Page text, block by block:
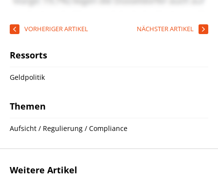
VORHERIGER ARTIKEL NÄCHSTER ARTIKEL
Ressorts
Geldpolitik
Themen
Aufsicht / Regulierung / Compliance
Weitere Artikel